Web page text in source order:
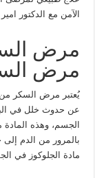
الآمن مع الدكتور امير
مرض
مرض
يُعتبر مرض السكر من
عن حدوث خلل في
الجسم، وهذه
بالمرور من الدم
مادة الجلوكوز في